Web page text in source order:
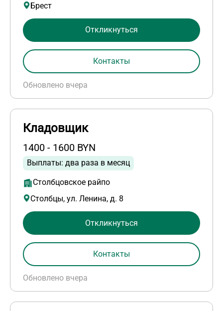
Брест
Обновлено вчера
Откликнуться
Контакты
Кладовщик
1400 - 1600 BYN
Выплаты: два раза в месяц
Столбцовское райпо
Столбцы, ул. Ленина, д. 8
Обновлено вчера
Откликнуться
Контакты